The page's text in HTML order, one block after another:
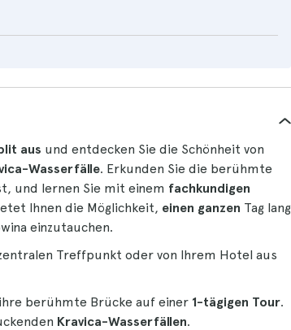
aus und entdecken Sie die Schönheit von
Wasserfälle. Erkunden Sie die berühmte
und lernen Sie mit einem fachkundigen
Ihnen die Möglichkeit, einen ganzen Tag lang
einzutauchen.
Treffpunkt oder von Ihrem Hotel aus
berühmte Brücke auf einer 1-tägigen Tour.
Kravica-Wasserfällen.